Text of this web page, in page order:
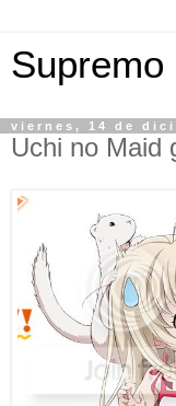
Supremo
viernes, 14 de
Uchi no Maid